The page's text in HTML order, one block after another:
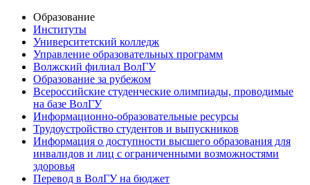
Образование
Институты
Университетский колледж
Управление образовательных программ
Волжский филиал ВолГУ
Образование за рубежом
Всероссийские студенческие олимпиады, проводимые
на базе ВолГУ
Информационно-образовательные ресурсы
Трудоустройство студентов и выпускников
Информация о доступности высшего образования для
инвалидов и лиц с ограниченными возможностями
здоровья
Перевод в ВолГУ на бюджет